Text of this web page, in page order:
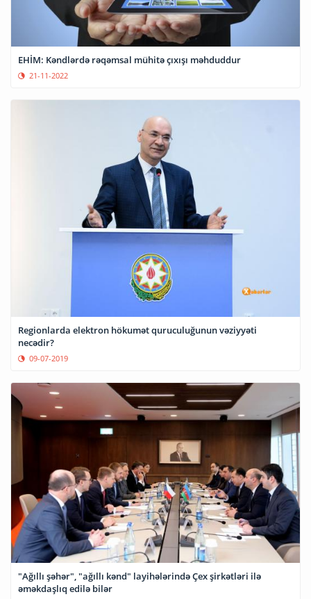
EHİM: Kəndlərdə rəqəmsal mühitə çıxışı məhduddur
21-11-2022
Regionlarda elektron hökumət quruculuğunun vəziyyəti
necədir?
09-07-2019
"Ağıllı şəhər", "ağıllı kənd" layihələrində Çex şirkətləri ilə
əməkdaşlıq edilə bilər